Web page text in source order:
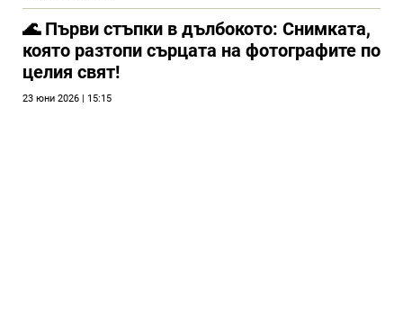
🌊 Първи стъпки в дълбокото: Снимката,
която разтопи сърцата на фотографите по
целия свят!
23 юни 2026 | 15:15